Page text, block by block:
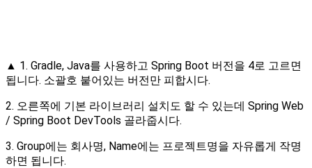
▲ 1. Gradle, Java를 사용하고 Spring Boot 버전을 4로 고르면
됩니다. 소괄호 붙어있는 버전만 피합시다.
2. 오른쪽에 기본 라이브러리 설치도 할 수 있는데 Spring Web
/ Spring Boot DevTools 골라줍시다.
3. Group에는 회사명, Name에는 프로젝트명을 자유롭게 작명
하면 됩니다.